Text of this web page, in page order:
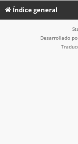
Índice general
Desarrollado